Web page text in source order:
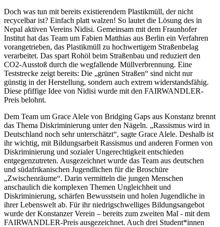
Doch was tun mit bereits existierendem Plastikmüll, der nicht
recycelbar ist? Einfach platt walzen! So lautet die Lösung des in
Nepal aktiven Vereins Nidisi. Gemeinsam mit dem Fraunhofer
Institut hat das Team um Fabien Matthias aus Berlin ein Verfahren
vorangetrieben, das Plastikmüll zu hochwertigem Straßenbelag
verarbeitet. Das spart Rohöl beim Straßenbau und reduziert den
CO2-Ausstoß durch die wegfallende Müllverbrennung. Eine
Teststrecke zeigt bereits: Die „grünen Straßen“ sind nicht nur
günstig in der Herstellung, sondern auch extrem widerstandsfähig.
Diese pfiffige Idee von Nidisi wurde mit den FAIRWANDLER-
Preis belohnt.
Dem Team um Grace Alele von Bridging Gaps aus Konstanz brennt
das Thema Diskriminierung unter den Nägeln. „Rassismus wird in
Deutschland noch sehr unterschätzt“, sagte Grace Alele. Deshalb ist
ihr wichtig, mit Bildungsarbeit Rassismus und anderen Formen von
Diskriminierung und sozialer Ungerechtigkeit entschieden
entgegenzutreten. Ausgezeichnet wurde das Team aus deutschen
und südafrikanischen Jugendlichen für die Broschüre
„Zwischenräume“. Darin vermitteln die jungen Menschen
anschaulich die komplexen Themen Ungleichheit und
Diskriminierung, schärfen Bewusstsein und holen Jugendliche in
ihrer Lebenswelt ab. Für ihr niedrigschwelliges Bildungsangebot
wurde der Konstanzer Verein – bereits zum zweiten Mal - mit dem
FAIRWANDLER-Preis ausgezeichnet. Auch drei Student*innen